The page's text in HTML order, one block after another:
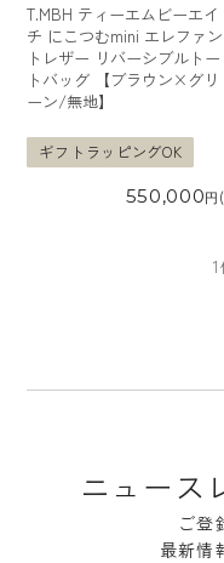
T.MBH ティーエムビーエイ
チ にこつむmini エレファン
トレザー リバーシブルトー
トバッグ 【ブラウン×グリ
ーン/無地】
ギフトラッピングOK
550,000
1
ニュース
ご登
最新情